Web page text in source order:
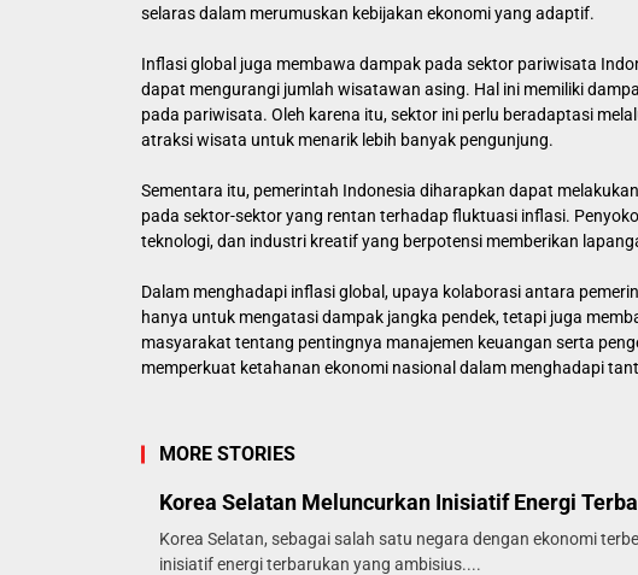
selaras dalam merumuskan kebijakan ekonomi yang adaptif.
Inflasi global juga membawa dampak pada sektor pariwisata
dapat mengurangi jumlah wisatawan asing. Hal ini memiliki
pada pariwisata. Oleh karena itu, sektor ini perlu beradaptasi
atraksi wisata untuk menarik lebih banyak pengunjung.
Sementara itu, pemerintah Indonesia diharapkan dapat
pada sektor-sektor yang rentan terhadap fluktuasi inflasi.
teknologi, dan industri kreatif yang berpotensi memberikan
Dalam menghadapi inflasi global, upaya kolaborasi antara
hanya untuk mengatasi dampak jangka pendek, tetapi juga
masyarakat tentang pentingnya manajemen keuangan serta
memperkuat ketahanan ekonomi nasional dalam menghadapi
MORE STORIES
Korea Selatan Meluncurkan Inisiatif Energi
Korea Selatan, sebagai salah satu negara dengan ekonomi
inisiatif energi terbarukan yang ambisius....